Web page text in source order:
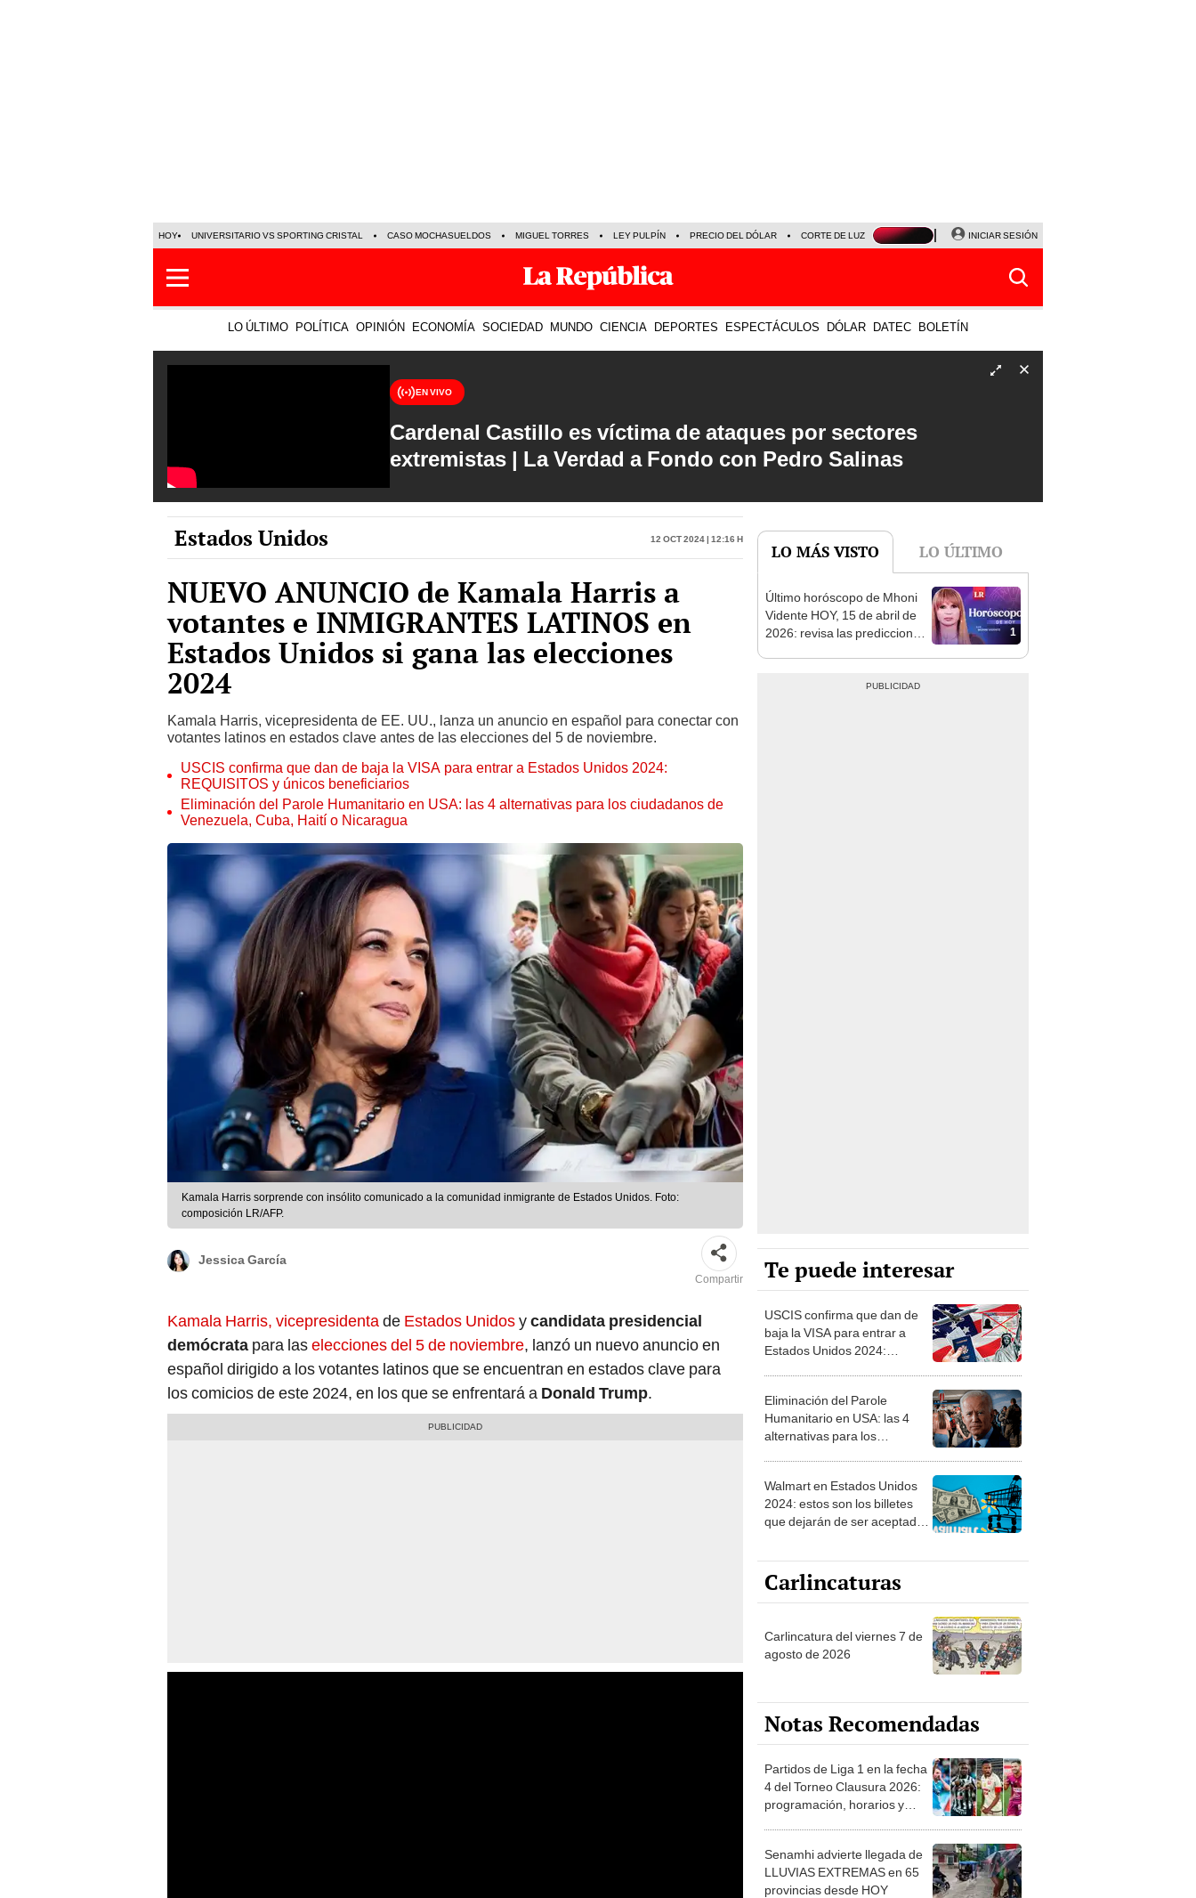
HOY UNIVERSITARIO VS SPORTING CRISTAL CASO MOCHASUELDOS MIGUEL TORRES LEY PULPÍN PRECIO DEL DÓLAR CORTE DE LUZ VIERNES 7 DE AGOSTO ALBERTO BENAVIDES
INICIAR SESIÓN
LO ÚLTIMO POLÍTICA OPINIÓN ECONOMÍA SOCIEDAD MUNDO CIENCIA DEPORTES ESPECTÁCULOS DÓLAR DATEC BOLETÍN
EN VIVO
Cardenal Castillo es víctima de ataques por sectores
extremistas | La Verdad a Fondo con Pedro Salinas
Estados Unidos 12 Oct 2024 | 12:16 h
NUEVO ANUNCIO de Kamala Harris a
votantes e INMIGRANTES LATINOS en
Estados Unidos si gana las elecciones
2024
Kamala Harris, vicepresidenta de EE. UU., lanza un anuncio en español para conectar con
votantes latinos en estados clave antes de las elecciones del 5 de noviembre.
USCIS confirma que dan de baja la VISA para entrar a Estados Unidos 2024:
REQUISITOS y únicos beneficiarios
Eliminación del Parole Humanitario en USA: las 4 alternativas para los ciudadanos de
Venezuela, Cuba, Haití o Nicaragua
Kamala Harris sorprende con insólito comunicado a la comunidad inmigrante de Estados Unidos. Foto:
composición LR/AFP.
Jessica García
Compartir
Kamala Harris, vicepresidentade Estados Unidosycandidata presidencial
demócrata para laselecciones del 5 de noviembre, lanzó un nuevo anuncio en
español dirigido a los votantes latinos que se encuentran en estados clave para
los comicios de este 2024, en los que se enfrentará a Donald Trump.
LO MÁS VISTO LO ÚLTIMO
1
Último horóscopo de Mhoni
Vidente HOY, 15 de abril de
2026: revisa las predicciones
Te puede interesar
USCIS confirma que dan de
baja la VISA para entrar a
Estados Unidos 2024:
Eliminación del Parole
Humanitario en USA: las 4
alternativas para los
Walmart en Estados Unidos
2024: estos son los billetes
que dejarán de ser aceptados
Carlincaturas
Carlincatura del viernes 7 de
agosto de 2026
Notas Recomendadas
Partidos de Liga 1 en la fecha
4 del Torneo Clausura 2026:
programación, horarios y
Senamhi advierte llegada de
LLUVIAS EXTREMAS en 65
provincias desde HOY